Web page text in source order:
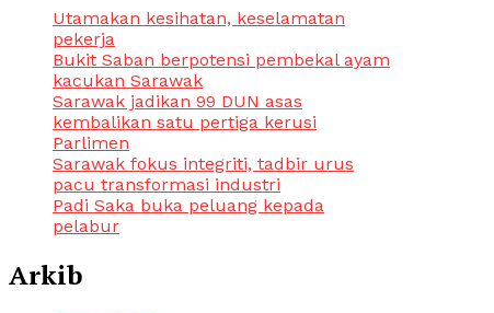
Utamakan kesihatan, keselamatan
pekerja
Bukit Saban berpotensi pembekal ayam
kacukan Sarawak
Sarawak jadikan 99 DUN asas
kembalikan satu pertiga kerusi
Parlimen
Sarawak fokus integriti, tadbir urus
pacu transformasi industri
Padi Saka buka peluang kepada
pelabur
Arkib